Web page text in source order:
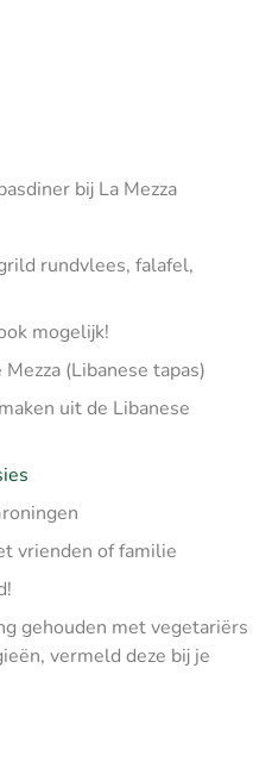
bij La Mezza
rundvlees, falafel,
mogelijk!
(Libanese tapas)
uit de Libanese
vrienden of familie
gehouden met vegetariërs
vermeld deze bij je